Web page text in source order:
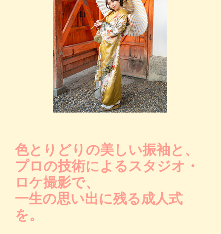
色とりどりの美しい振袖と、
プロの技術によるスタジオ・
ロケ撮影で、
一生の思い出に残る成人式
を。